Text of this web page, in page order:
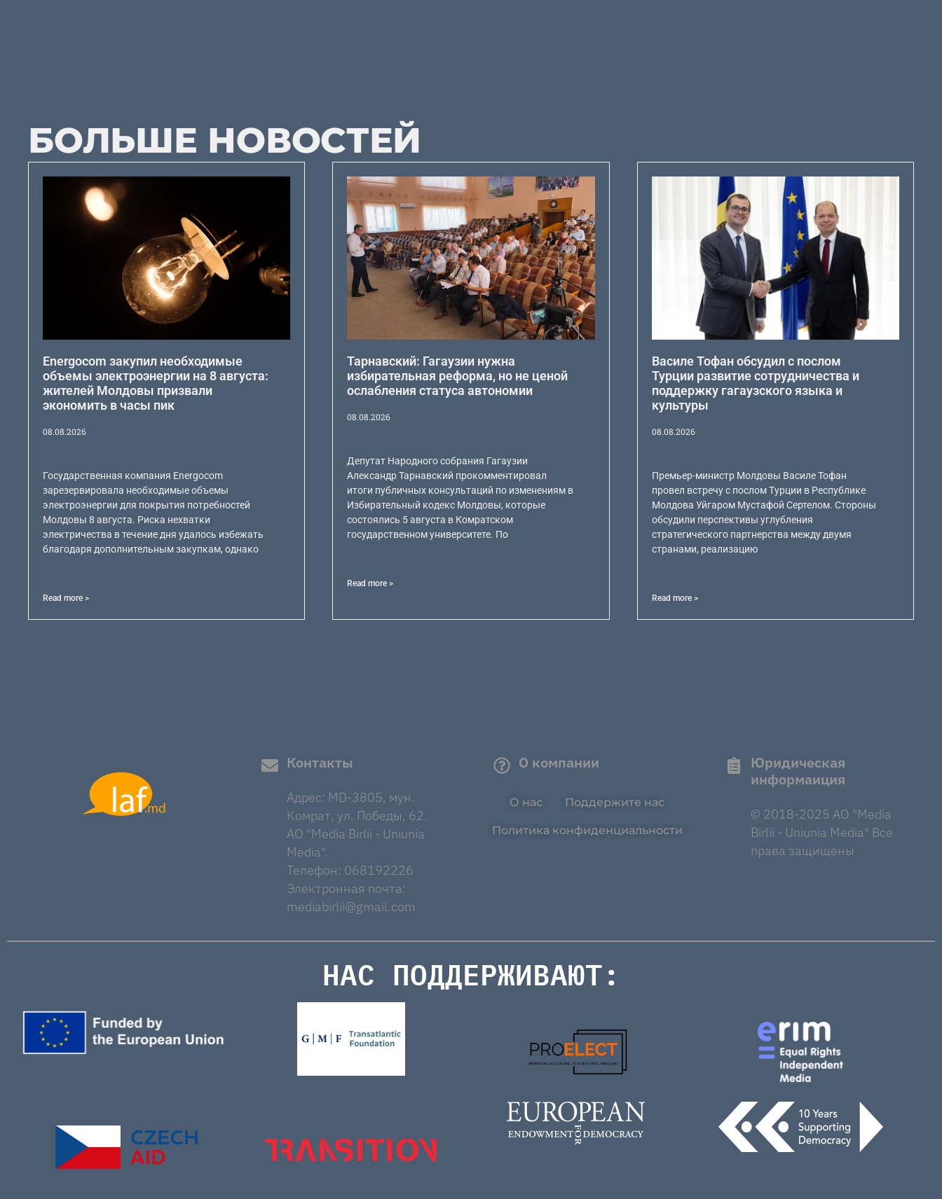
БОЛЬШЕ НОВОСТЕЙ
Energocom закупил необходимые
объемы электроэнергии на 8 августа:
жителей Молдовы призвали
экономить в часы пик
08.08.2026
Государственная компания Energocom
зарезервировала необходимые объемы
электроэнергии для покрытия потребностей
Молдовы 8 августа. Риска нехватки
электричества в течение дня удалось избежать
благодаря дополнительным закупкам, однако
Read more >
Тарнавский: Гагаузии нужна
избирательная реформа, но не ценой
ослабления статуса автономии
08.08.2026
Депутат Народного собрания Гагаузии
Александр Тарнавский прокомментировал
итоги публичных консультаций по изменениям в
Избирательный кодекс Молдовы, которые
состоялись 5 августа в Комратском
государственном университете. По
Read more >
Василе Тофан обсудил с послом
Турции развитие сотрудничества и
поддержку гагаузского языка и
культуры
08.08.2026
Премьер-министр Молдовы Василе Тофан
провел встречу с послом Турции в Республике
Молдова Уйгаром Мустафой Сертелом. Стороны
обсудили перспективы углубления
стратегического партнерства между двумя
странами, реализацию
Read more >
Контакты
Адрес: MD-3805, мун.
Комрат, ул. Победы, 62.
AO "Media Birlii - Uniunia
Media".
Телефон: 068192226
Электронная почта:
mediabirlii@gmail.com
О компании
О нас Поддержите нас
Политика конфиденциальности
Юридическая
информаиция
© 2018-2025 AO "Media
Birlii - Uniunia Media" Все
права защищены
НАС ПОДДЕРЖИВАЮТ: